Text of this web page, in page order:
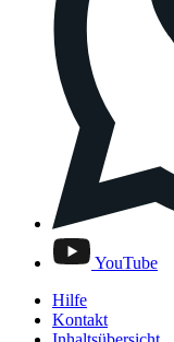
YouTube
Hilfe
Kontakt